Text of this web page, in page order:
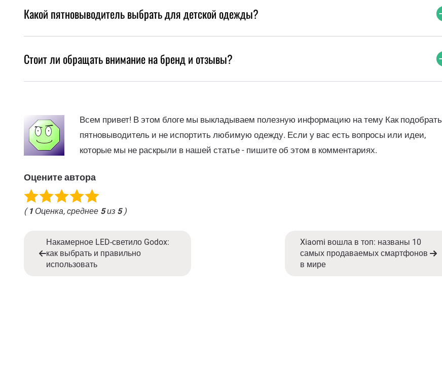
Какой пятновыводитель выбрать для детской одежды?
Стоит ли обращать внимание на бренд и отзывы?
Всем привет! В этом блоге мы выкладываем полезную информацию на тему Как подобрать
пятновыводитель и не испортить любимую одежду. Если у вас есть вопросы или идеи,
которые мы не раскрыли в нашей статье - пишите об этом в комментариях.
Оцените автора
( 1 Оценка, среднее 5из 5)
Накамерное LED-светило Godox:
как выбрать и правильно
использовать
Xiaomi вошла в топ: названы 10
самых продаваемых смартфонов
в мире